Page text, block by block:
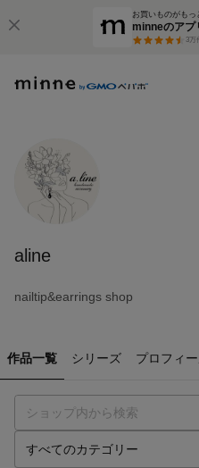
お買いものがもっ
minneのアプ
3万
aline
nailtip&earrings shop
作品一覧 シリーズ プロフィ